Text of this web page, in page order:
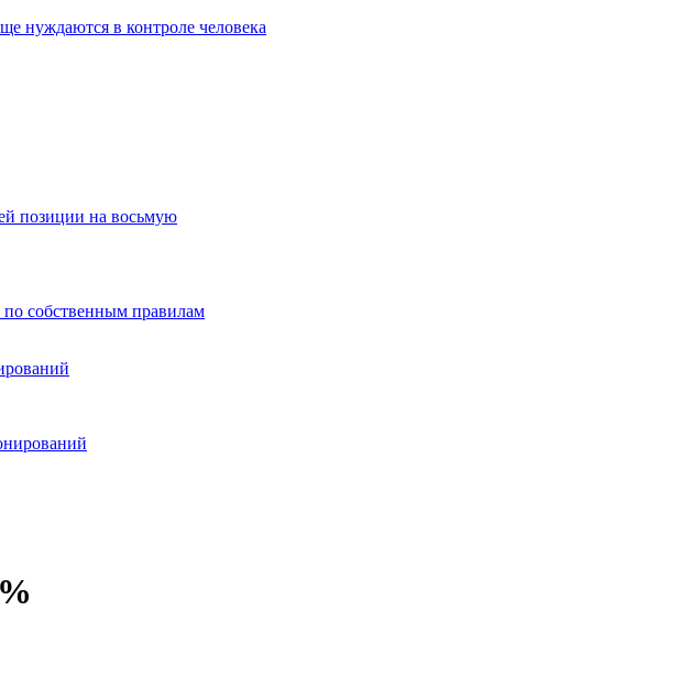
нуждаются в контроле человека
позиции на восьмую
собственным правилам